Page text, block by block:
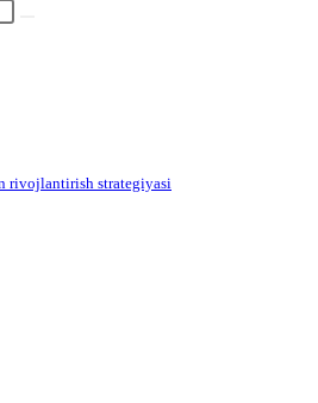
rivojlantirish strategiyasi